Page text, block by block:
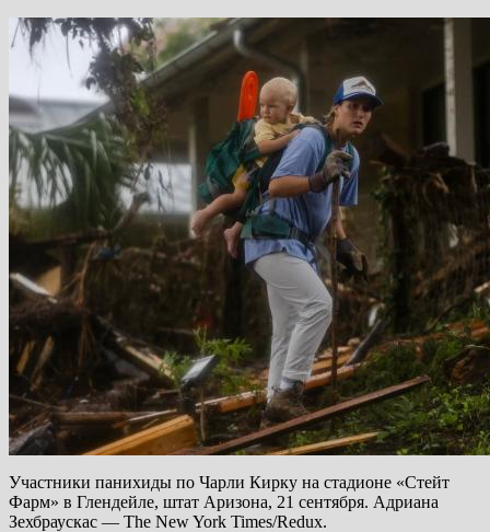
Участники панихиды по Чарли Кирку на стадионе «Стейт
Фарм» в Глендейле, штат Аризона, 21 сентября. Адриана
Зехбраускас — The New York Times/Redux.